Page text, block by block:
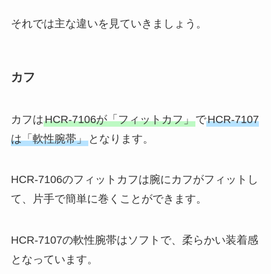
それでは主な違いを見ていきましょう。
カフ
カフはHCR-7106が「フィットカフ」でHCR-7107
は「軟性腕帯」となります。
HCR-7106のフィットカフは腕にカフがフィットし
て、片手で簡単に巻くことができます。
HCR-7107の軟性腕帯はソフトで、柔らかい装着感
となっています。